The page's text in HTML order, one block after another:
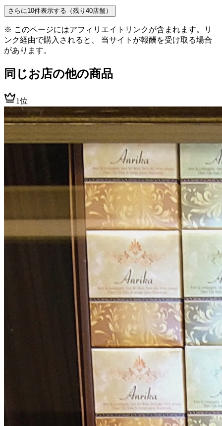
さらに10件表示する（残り40店舗）
※ このページにはアフィリエイトリンクが含まれます。リ
ンク経由で購入されると、 当サイトが報酬を受け取る場合
があります。
同じお店の他の商品
1位